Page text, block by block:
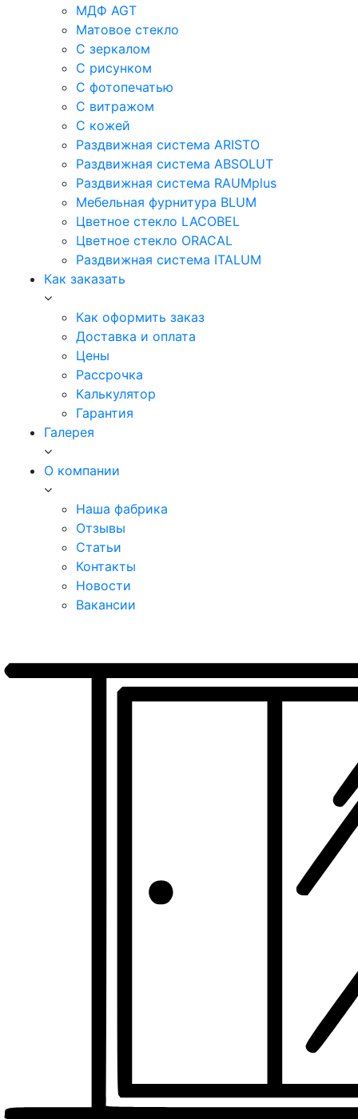
МДФ AGT
Матовое стекло
С зеркалом
С рисунком
С фотопечатью
С витражом
С кожей
Раздвижная система ARISTO
Раздвижная система ABSOLUT
Раздвижная система RAUMplus
Мебельная фурнитура BLUM
Цветное стекло LACOBEL
Цветное стекло ORACAL
Раздвижная система ITALUM
Как заказать
Как оформить заказ
Доставка и оплата
Цены
Рассрочка
Калькулятор
Гарантия
Галерея
О компании
Наша фабрика
Отзывы
Статьи
Контакты
Новости
Вакансии